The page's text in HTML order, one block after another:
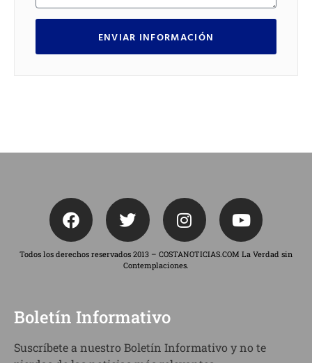
ENVIAR INFORMACIÓN
Todos los derechos reservados 2013 – COSTANOTICIAS.COM La Verdad sin
Contemplaciones.
Boletín Informativo
Suscríbete a nuestro Boletín Informativo y no te